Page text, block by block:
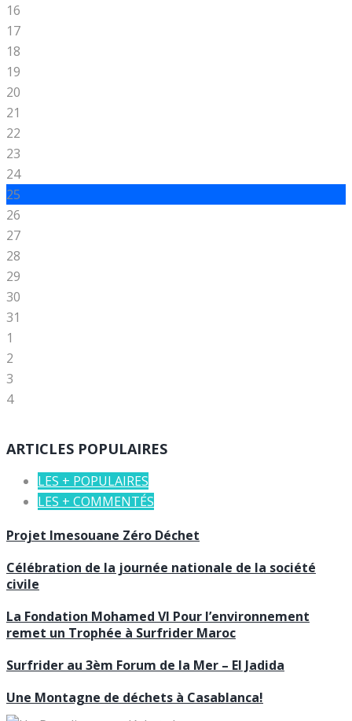
16
17
18
19
20
21
22
23
24
25
26
27
28
29
30
31
1
2
3
4
ARTICLES POPULAIRES
LES + POPULAIRES
LES + COMMENTÉS
Projet Imesouane Zéro Déchet
Célébration de la journée nationale de la société
civile
La Fondation Mohamed VI Pour l’environnement
remet un Trophée à Surfrider Maroc
Surfrider au 3èm Forum de la Mer – El Jadida
Une Montagne de déchets à Casablanca!